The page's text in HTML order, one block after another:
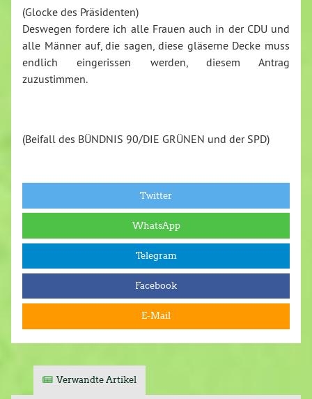
(Glocke des Präsidenten)
Deswegen fordere ich alle Frauen auch in der CDU und
alle Männer auf, die sagen, diese gläserne Decke muss
endlich eingerissen werden, diesem Antrag
zuzustimmen.
(Beifall des BÜNDNIS 90/DIE GRÜNEN und der SPD)
Twitter
WhatsApp
Telegram
Facebook
E-Mail
Verwandte Artikel